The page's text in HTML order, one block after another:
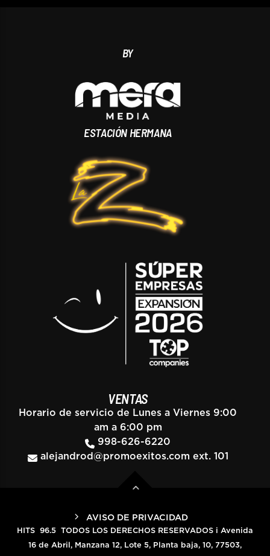
BY
ESTACIÓN HERMANA
VENTAS
Horario de servicio de Lunes a Viernes 9:00
am a 6:00 pm
998-626-6220
alejandrod@promoexitos.com ext. 101
AVISO DE PRIVACIDAD
HITS 96.5 TODOS LOS DERECHOS RESERVADOS i Avenida
16 de Abril, Manzana 12, Lote 5, Planta baja, 10, 77503,